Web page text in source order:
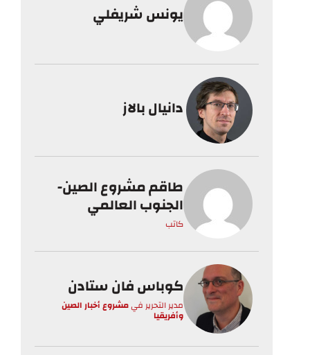
يونس شريفلي
دانيال بالاز
طاقم مشروع الصين-
الجنوب العالمي
كاتب
كوباس فان ستادن
مدير التحرير فيمشروع أخبار الصين
وأفريقيا